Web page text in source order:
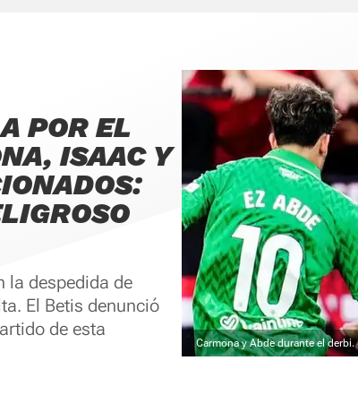
POR EL
ISAAC Y
la despedida de
El Betis denunció
de esta
Carmona y Abde durante el derbi.